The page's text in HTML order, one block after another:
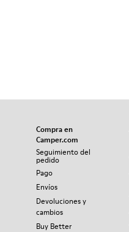
Compra en
Camper.com
Seguimiento del
pedido
Pago
Envíos
Devoluciones y
cambios
Buy Better